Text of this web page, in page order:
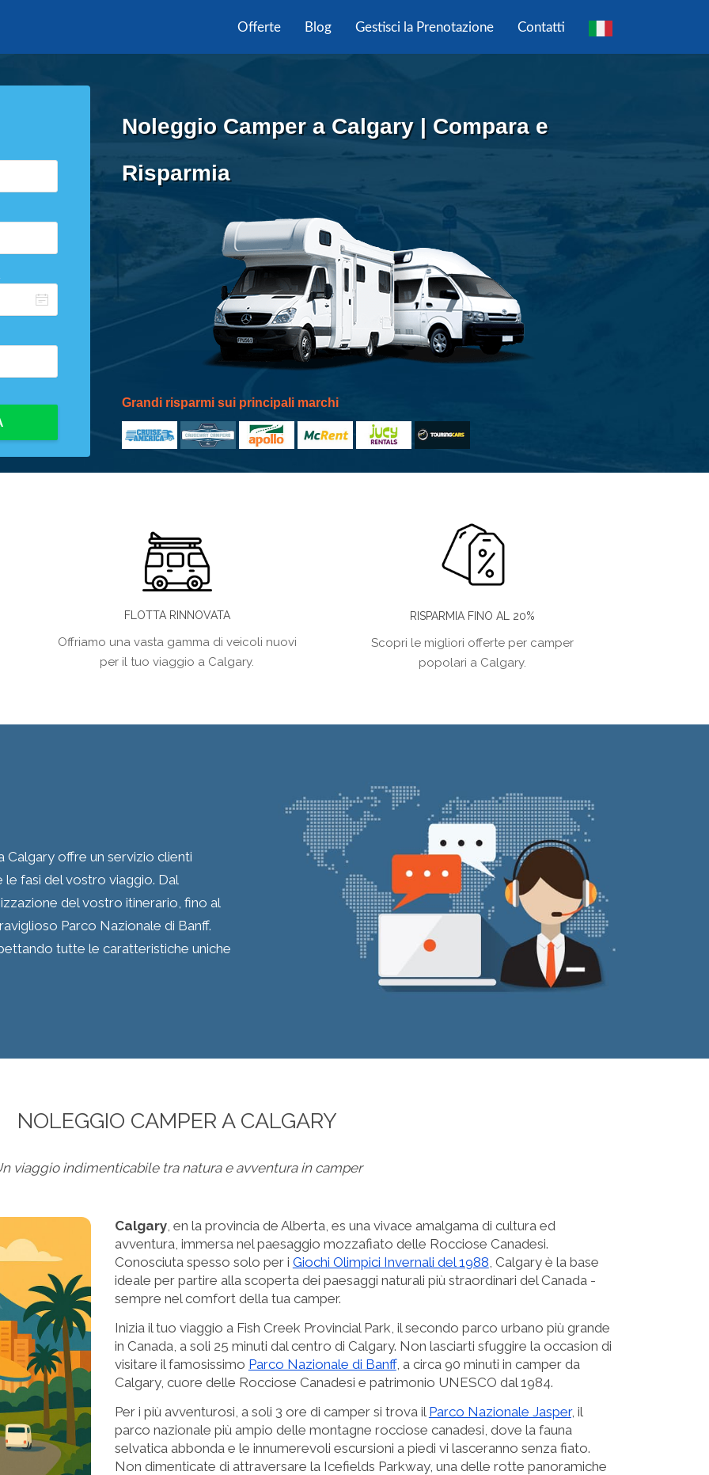
Offerte Blog Gestisci la Prenotazione Contatti
Noleggio Camper a Calgary | Compara e
Risparmia
Grandi risparmi sui principali marchi
FLOTTA RINNOVATA
Offriamo una vasta gamma di veicoli nuovi
per il tuo viaggio a Calgary.
RISPARMIA FINO AL 20%
Scopri le migliori offerte per camper
popolari a Calgary.
Calgary offre un servizio clienti
fasi del vostro viaggio. Dal
del vostro itinerario, fino al
Parco Nazionale di Banff.
tutte le caratteristiche uniche
NOLEGGIO CAMPER A CALGARY
viaggio indimenticabile tra natura e avventura in camper
Calgary, en la provincia de Alberta, es una vivace amalgama di cultura ed
avventura, immersa nel paesaggio mozzafiato delle Rocciose Canadesi.
Conosciuta spesso solo per i Giochi Olimpici Invernali del 1988 , Calgary è la base
ideale per partire alla scoperta dei paesaggi naturali più straordinari del Canada -
sempre nel comfort della tua camper.
Inizia il tuo viaggio a Fish Creek Provincial Park, il secondo parco urbano più grande
in Canada, a soli 25 minuti dal centro di Calgary. Non lasciarti sfuggire la occasion di
visitare il famosissimo Parco Nazionale di Banff, a circa 90 minuti in camper da
Calgary, cuore delle Rocciose Canadesi e patrimonio UNESCO dal 1984.
Per i più avventurosi, a soli 3 ore di camper si trova il Parco Nazionale Jasper, il
parco nazionale più ampio delle montagne rocciose canadesi, dove la fauna
selvatica abbonda e le innumerevoli escursioni a piedi vi lasceranno senza fiato.
Non dimenticate di attraversare la Icefields Parkway, una delle rotte panoramiche